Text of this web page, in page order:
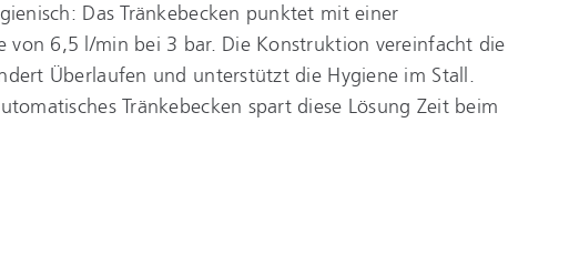
Das Tränkebecken punktet mit einer
von 6,5 l/min bei 3 bar. Die Konstruktion vereinfacht die
Überlaufen und unterstützt die Hygiene im Stall.
Tränkebecken spart diese Lösung Zeit beim